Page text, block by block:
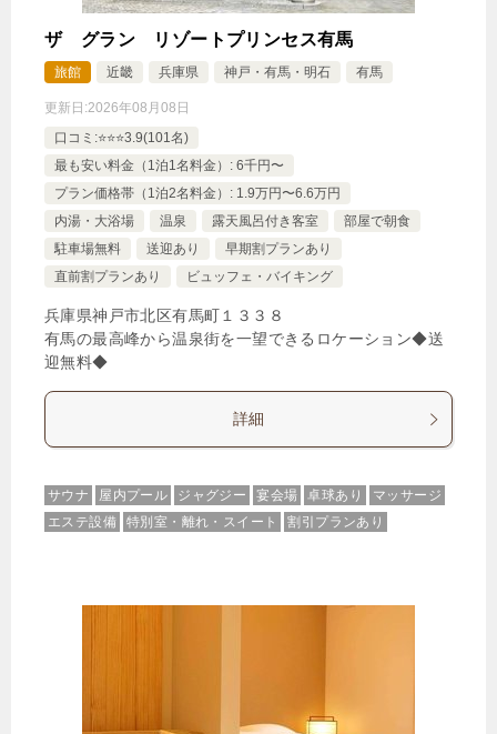
ザ グラン リゾートプリンセス有馬
旅館 近畿 兵庫県 神戸・有馬・明石 有馬
更新日:2026年08月08日
口コミ:⭐️⭐️⭐️3.9(101名)
最も安い料金（1泊1名料金）: 6千円〜
プラン価格帯（1泊2名料金）: 1.9万円〜6.6万円
内湯・大浴場
温泉 露天風呂付き客室
部屋で朝食
駐車場無料
送迎あり
早期割プランあり
直前割プランあり
ビュッフェ・バイキング
兵庫県神戸市北区有馬町１３３８
有馬の最高峰から温泉街を一望できるロケーション◆送
迎無料◆
詳細
サウナ 屋内プール ジャグジー 宴会場 卓球あり
マッサージ
エステ設備
特別室・離れ・スイート 割引プランあり